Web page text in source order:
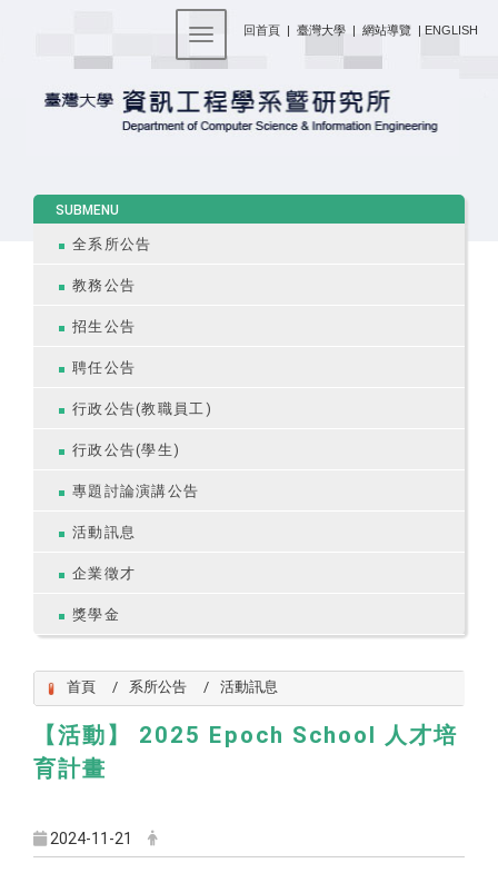
回首頁 | 臺灣大學 | 網站導覽 | ENGLISH
Toggle navigation
SUBMENU
全系所公告
教務公告
招生公告
聘任公告
行政公告(教職員工)
行政公告(學生)
專題討論演講公告
活動訊息
企業徵才
獎學金
首頁 系所公告 活動訊息
【活動】 2025 Epoch School 人才培
育計畫
2024-11-21